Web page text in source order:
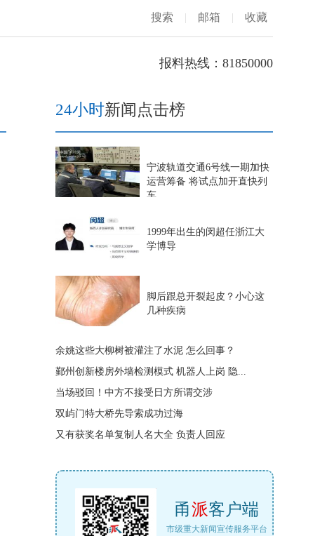
搜索 | 邮箱 | 收藏
报料热线：81850000
24小时新闻点击榜
宁波轨道交通6号线一期加快
运营筹备 将试点加开直快列
车
1999年出生的闵超任浙江大
学博导
脚后跟总开裂起皮？小心这
几种疾病
余姚这些大柳树被灌注了水泥 怎么回事？
鄞州创新楼房外墙检测模式 机器人上岗 隐...
当场驳回！中方不接受日方所谓交涉
双屿门特大桥先导索成功过海
又有获奖名单复制人名大全 负责人回应
甬派客户端
市级重大新闻宣传服务平台